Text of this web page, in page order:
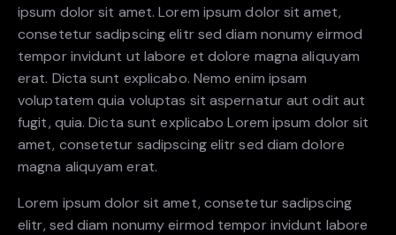
ipsum dolor sit amet. Lorem ipsum dolor sit amet,
consetetur sadipscing elitr sed diam nonumy eirmod
tempor invidunt ut labore et dolore magna aliquyam
erat. Dicta sunt explicabo. Nemo enim ipsam
voluptatem quia voluptas sit aspernatur aut odit aut
fugit, quia. Dicta sunt explicabo Lorem ipsum dolor sit
amet, consetetur sadipscing elitr sed diam dolore
magna aliquyam erat.
Lorem ipsum dolor sit amet, consetetur sadipscing
elitr, sed diam nonumy eirmod tempor invidunt labore